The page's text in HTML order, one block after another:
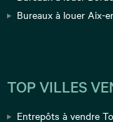
Bureaux à louer Aix-
TOP VILLES
Entrepôts à vendre